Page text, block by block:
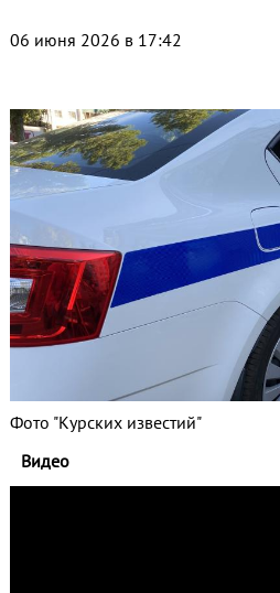
06 июня 2026 в 17:42
Фото "Курских известий"
Видео